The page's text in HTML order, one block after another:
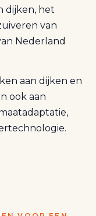
dijken, het
van
Nederland
aan dijken en
ook aan